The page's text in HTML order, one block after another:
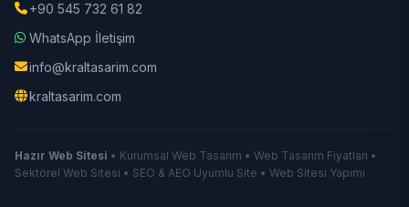
+90 545 732 61 82
WhatsApp İletişim
info@kraltasarim.com
kraltasarim.com
Hazır Web Sitesi • Kurumsal Web Tasarım • Web Tasarım Fiyatları •
Sektörel Web Sitesi • SEO & AEO Uyumlu Site • Web Sitesi Yapımı